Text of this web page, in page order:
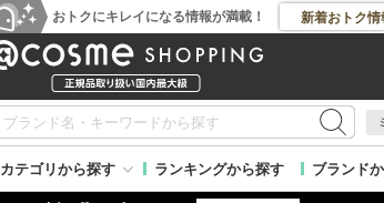
おトクにキレイになる情報が満載！ 新着おトク情
カテゴリから探す ランキングから探す ブランド